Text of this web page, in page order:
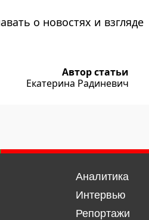
о новостях и взгляде
Автор статьи
Екатерина Радиневич
Аналитика
Интервью
Репортажи